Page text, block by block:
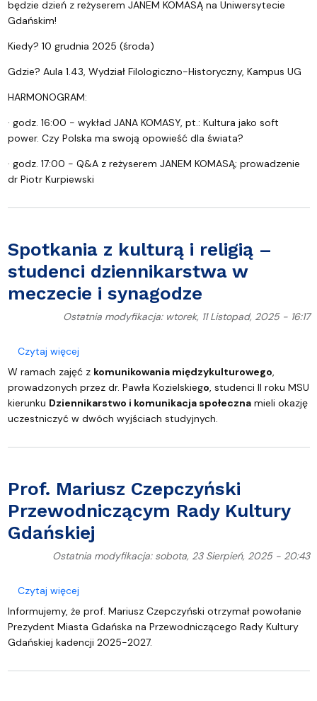
będzie dzień z reżyserem JANEM KOMASĄ na Uniwersytecie
Gdańskim!
Kiedy? 10 grudnia 2025 (środa)
Gdzie? Aula 1.43, Wydział Filologiczno-Historyczny, Kampus UG
HARMONOGRAM:
· godz. 16:00 - wykład JANA KOMASY, pt.: Kultura jako soft
power. Czy Polska ma swoją opowieść dla świata?
· godz. 17:00 - Q&A z reżyserem JANEM KOMASĄ; prowadzenie
dr Piotr Kurpiewski
Spotkania z kulturą i religią –
studenci dziennikarstwa w
meczecie i synagodze
Ostatnia modyfikacja: wtorek, 11 Listopad, 2025 - 16:17
Czytaj więcejo Spotkania z kulturą i religią – studenci
W ramach zajęć z komunikowania międzykulturowego,
prowadzonych przez dr. Pawła Kozielskiego, studenci II roku MSU
kierunku Dziennikarstwo i komunikacja społecznamieli okazję
uczestniczyć w dwóch wyjściach studyjnych.
Prof. Mariusz Czepczyński
Przewodniczącym Rady Kultury
Gdańskiej
Ostatnia modyfikacja: sobota, 23 Sierpień, 2025 - 20:43
Czytaj więcejo Prof. Mariusz Czepczyński Przewodniczącym
Informujemy, że prof. Mariusz Czepczyński otrzymał powołanie
Prezydent Miasta Gdańska na Przewodniczącego Rady Kultury
Gdańskiej kadencji 2025-2027.